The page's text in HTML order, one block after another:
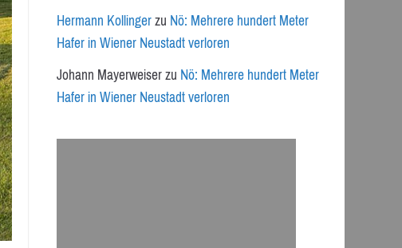
Hermann KollingerzuNö: Mehrere hundert Meter
Hafer in Wiener Neustadt verloren
Johann MayerweiserzuNö: Mehrere hundert Meter
Hafer in Wiener Neustadt verloren